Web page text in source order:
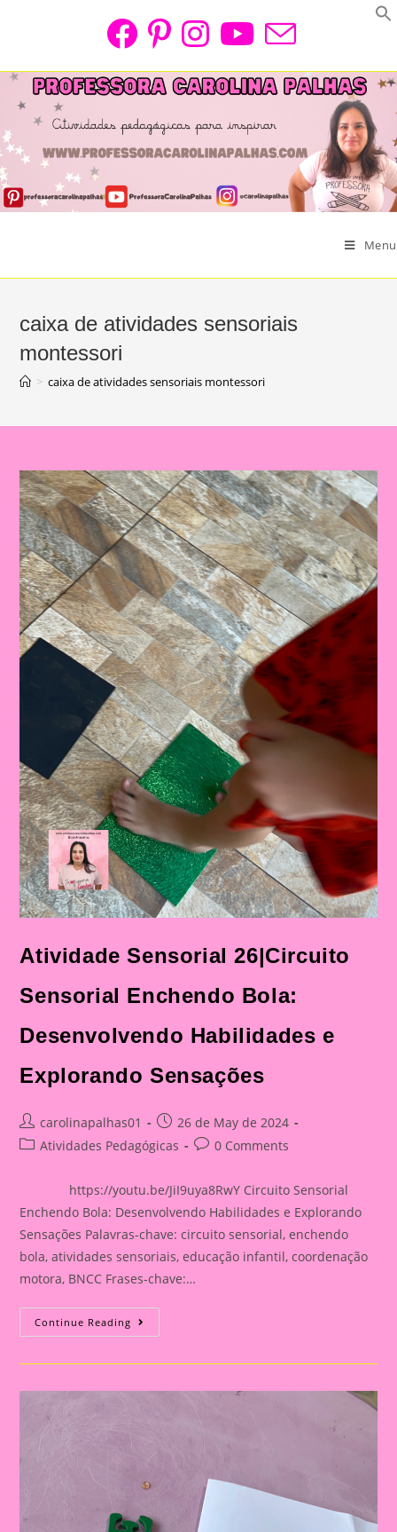
Menu
caixa de atividades sensoriais
montessori
> caixa de atividades sensoriais montessori
Atividade Sensorial 26|Circuito
Sensorial Enchendo Bola:
Desenvolvendo Habilidades e
Explorando Sensações
Post
author:
carolinapalhas01
Post
published:
26 de May de 2024
PostAtividades Pedagógicas
Post0 Comments
https://youtu.be/JiI9uya8RwY Circuito Sensorial
Enchendo Bola: Desenvolvendo Habilidades e Explorando
Sensações Palavras-chave: circuito sensorial, enchendo
bola, atividades sensoriais, educação infantil, coordenação
motora, BNCC Frases-chave:…
Continue Reading Atividade
Sensorial
Sensorial
Desenvolvendo
E
Sensações